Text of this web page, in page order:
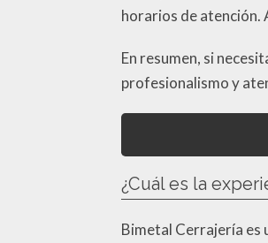
horarios de atención.
En resumen, si
profesionalismo y
¿Cuál es la
Bimetal Cerrajería es